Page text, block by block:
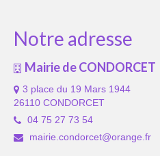
Notre adresse
Mairie de CONDORCET
3 place du 19 Mars 1944
26110 CONDORCET
04 75 27 73 54
mairie.condorcet@orange.fr